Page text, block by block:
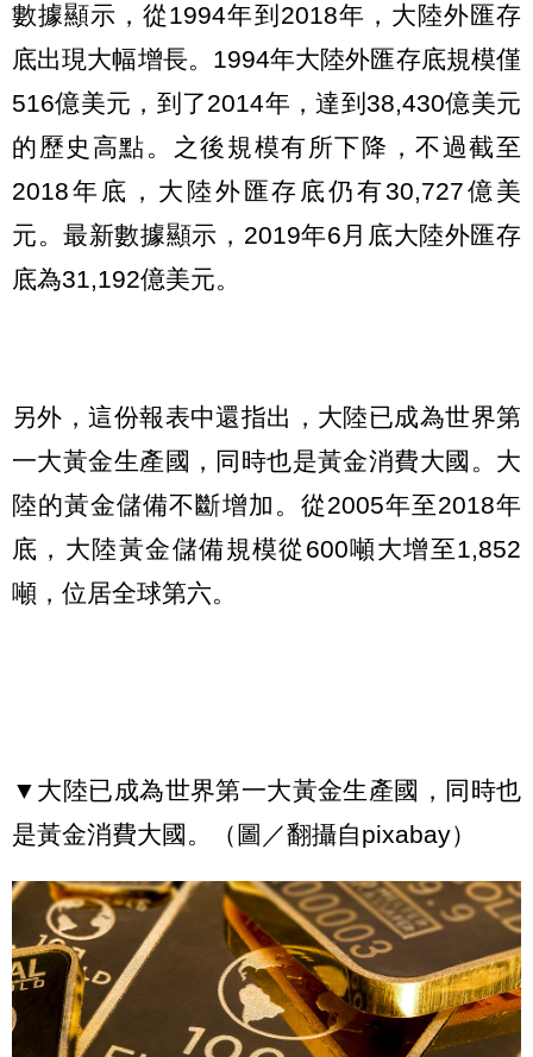
數據顯示，從1994年到2018年，大陸外匯存
底出現大幅增長。1994年大陸外匯存底規模僅
516億美元，到了2014年，達到38,430億美元
的歷史高點。之後規模有所下降，不過截至
2018年底，大陸外匯存底仍有30,727億美
元。最新數據顯示，2019年6月底大陸外匯存
底為31,192億美元。
另外，這份報表中還指出，大陸已成為世界第
一大黃金生產國，同時也是黃金消費大國。大
陸的黃金儲備不斷增加。從2005年至2018年
底，大陸黃金儲備規模從600噸大增至1,852
噸，位居全球第六。
▼大陸已成為世界第一大黃金生產國，同時也
是黃金消費大國。（圖／翻攝自pixabay）